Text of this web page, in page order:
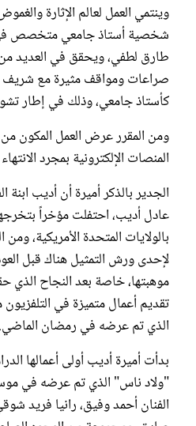
وينتمي العمل لعالم الإثارة
شخصية أستاذ جامعي متخصص
طارق لطفي، ويحقق في العديد
صراعات ومواقف مثيرة مع شريف
كأستاذ جامعي، وذلك في إطار
المنصات الإلكترونية بمجرد
الجدير بالذكر أميرة أن أديب ابنة
عادل أديب، احتفلت مؤخراً
بالولايات المتحدة الأمريكية،
لإحدى ورش التمثيل هناك قبل
موهبتها، خاصة بعد النجاح الذي
تقديم أعمال متميزة في
الذي تم عرضه في رمضان الماضي.
بدأت أميرة أديب أولى أعمالها
"ولاد ناس" الذي تم عرضه في
الفنان أحمد وفيق، رانيا فريد